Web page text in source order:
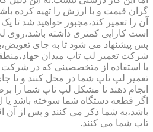
گران قیمت و با ارزش را تهیه کرده
آن را تعمیر کند،مجبور خواهید شد
است کارایی کمتری داشته باشد،روی
پس پیشنهاد می شود تا به جای
شرکت تعمیر لپ تاب میدان
با استفاده از متخصصینی که در شرکت
تعمیر لپ تاپ شما در محل کنند و تا
انجام دهند تا مشکل لپ تاپ شما را
اگر قطعه دستگاه شما سوخته باشد
باشد،به شما ذکر می کنند و پس از آن
تاپ شما می کنند.